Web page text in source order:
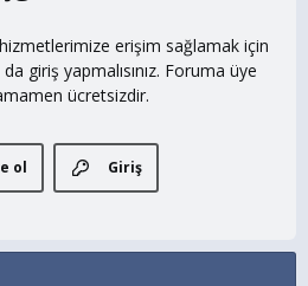
erişim sağlamak için
giriş yapmalısınız. Foruma üye
ücretsizdir.
Giriş
ol